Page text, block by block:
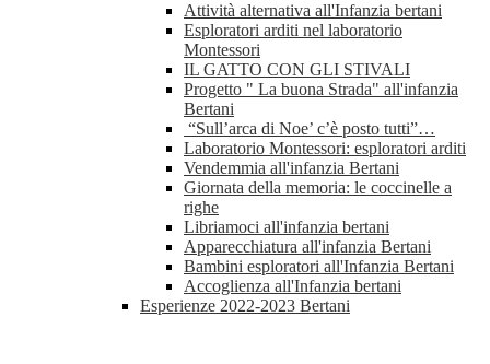
Attività alternativa all'Infanzia bertani
Esploratori arditi nel laboratorio
Montessori
IL GATTO CON GLI STIVALI
Progetto " La buona Strada" all'infanzia
Bertani
“Sull’arca di Noe’ c’è posto tutti”…
Laboratorio Montessori: esploratori arditi
Vendemmia all'infanzia Bertani
Giornata della memoria: le coccinelle a
righe
Libriamoci all'infanzia bertani
Apparecchiatura all'infanzia Bertani
Bambini esploratori all'Infanzia Bertani
Accoglienza all'Infanzia bertani
Esperienze 2022-2023 Bertani